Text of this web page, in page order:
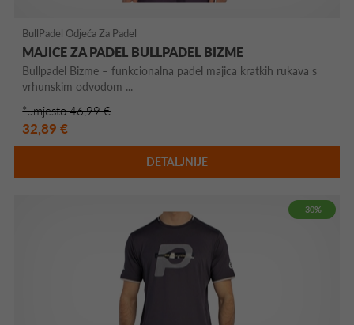
BullPadel Odjeća Za Padel
MAJICE ZA PADEL BULLPADEL BIZME
Bullpadel Bizme – funkcionalna padel majica kratkih rukava s
vrhunskim odvodom ...
*umjesto 46,99 €
32,89 €
DETALJNIJE
-30%